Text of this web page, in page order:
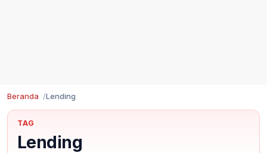
Beranda Lending
TAG
Lending